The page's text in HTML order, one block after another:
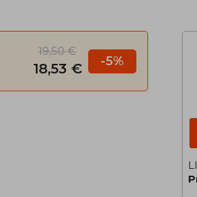
19,50 €
18,53 € -5%